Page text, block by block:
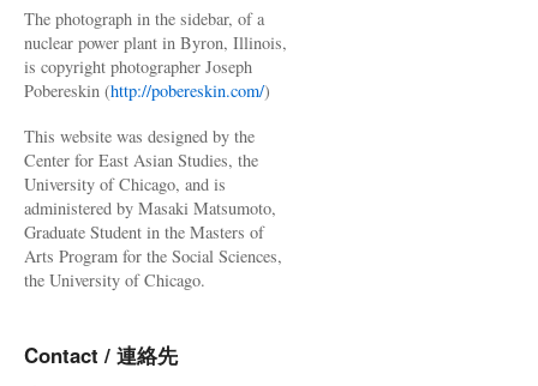
The photograph in the sidebar, of a
nuclear power plant in Byron, Illinois,
is copyright photographer Joseph
Pobereskin (http://pobereskin.com/)
This website was designed by the
Center for East Asian Studies, the
University of Chicago, and is
administered by Masaki Matsumoto,
Graduate Student in the Masters of
Arts Program for the Social Sciences,
the University of Chicago.
Contact / 連絡先